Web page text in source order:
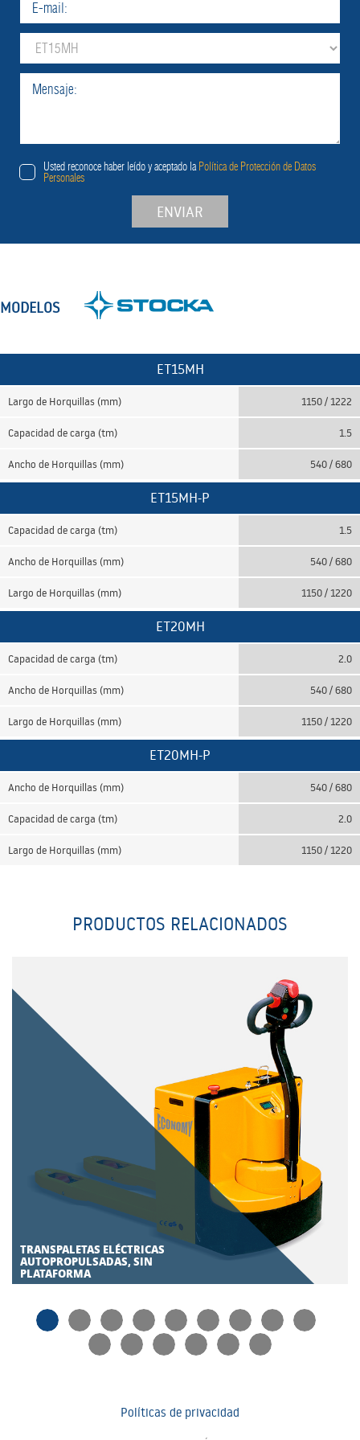
Usted reconoce haber leído y aceptado laPolítica de Protección de Datos
Personales
ENVIAR
MODELOS
ET15MH
Largo de Horquillas (mm) 1150 / 1222
Capacidad de carga (tm) 1.5
Ancho de Horquillas (mm) 540 / 680
ET15MH-P
Capacidad de carga (tm) 1.5
Ancho de Horquillas (mm) 540 / 680
Largo de Horquillas (mm) 1150 / 1220
ET20MH
Capacidad de carga (tm) 2.0
Ancho de Horquillas (mm) 540 / 680
Largo de Horquillas (mm) 1150 / 1220
ET20MH-P
Ancho de Horquillas (mm) 540 / 680
Capacidad de carga (tm) 2.0
Largo de Horquillas (mm) 1150 / 1220
PRODUCTOS RELACIONADOS
TRANSPALETAS ELÉCTRICAS
AUTOPROPULSADAS, SIN
PLATAFORMA
Políticas de privacidad